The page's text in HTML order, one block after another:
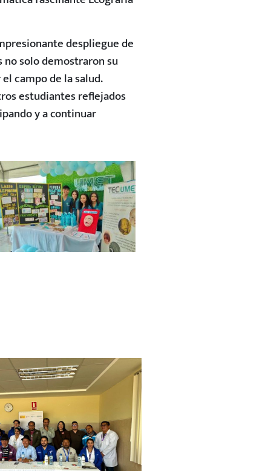
despliegue de
solo demostraron su
campo de la salud.
estudiantes reflejados
y a continuar